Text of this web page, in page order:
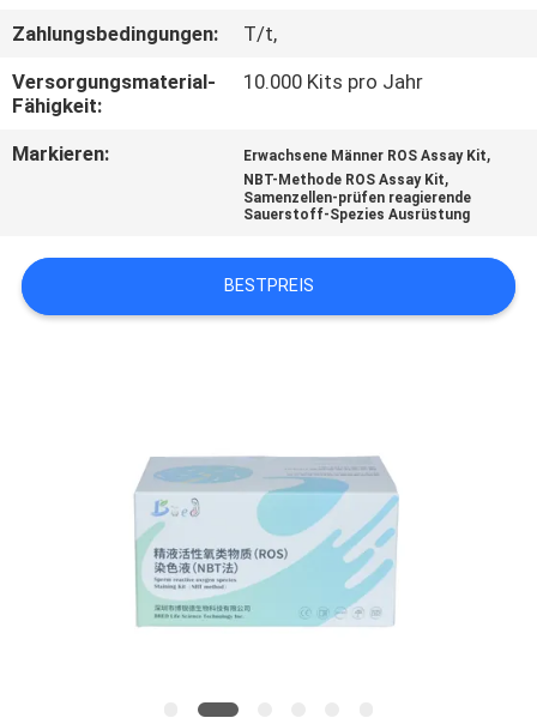
MIT
UNS
NACHRICHTEN
BLOGGEN
SITEMAP
PRIVACY
Zahlungsbedingungen:
T/t,
Versorgungsmaterial-
Fähigkeit:
10.000 Kits pro Jahr
Markieren: Erwachsene Männer ROS Assay Kit,
NBT-Methode ROS Assay Kit,
Samenzellen-prüfen reagierende
Sauerstoff-Spezies Ausrüstung
BESTPREIS